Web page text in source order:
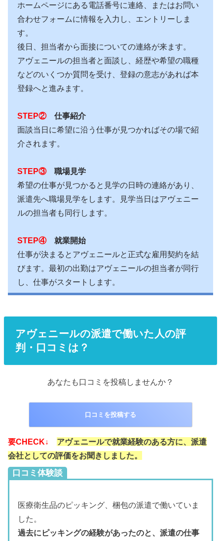
ホームページにある電話番号に連絡、またはお問い
合わせフォームに情報を入力し、エントリーしま
す。
後日、担当者から面接についての連絡が来ます。
アヴェニールの担当者と面談し、経歴や希望の職種
などのいくつか質問を受け、登録の意志があれば本
登録へと進みます。
STEP②仕事紹介
面談当日に希望に沿う仕事が見つかればその場で紹
介されます。
STEP③職場見学
希望の仕事が見つかると見学の日時の連絡があり、
派遣先へ職場見学をします。見学当日はアヴェニー
ルの担当者も同行します。
STEP④就業開始
仕事が決まるとアヴェニールと正式な雇用契約を結
びます。最初の出勤はアヴェニールの担当者が同行
し、仕事がスタートします。
アヴェニールの派遣で働いた人の評
判・口コミは？
あなたも口コミを投稿しませんか？
口コミを投稿する
要CHECK↓
アヴェニールで就業経験のある方に、派遣
会社としての評価をお聞きしました。
口コミ体験談
医療衛生品のピッキング、梱包の派遣で働いていま
した。
過去にピッキングの経験があったのと、派遣の仕事